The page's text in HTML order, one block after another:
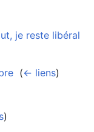
je reste libéral
(← liens)
)